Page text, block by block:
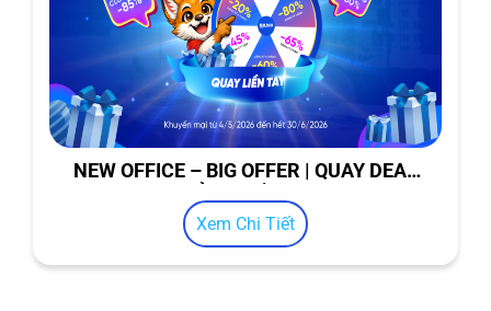
NEW OFFICE – BIG OFFER | QUAY DEAL
KHỦNG ĐẾN 85%
Xem Chi Tiết